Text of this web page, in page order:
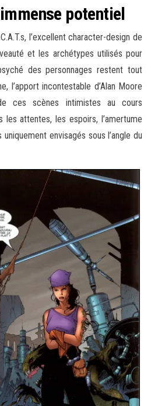
immense potentiel
l’excellent character-design de
et les archétypes utilisés pour
des personnages restent tout
l’apport incontestable d’Alan Moore
ces scènes intimistes au cours
les attentes, les espoirs, l’amertume
envisagés sous l’angle du